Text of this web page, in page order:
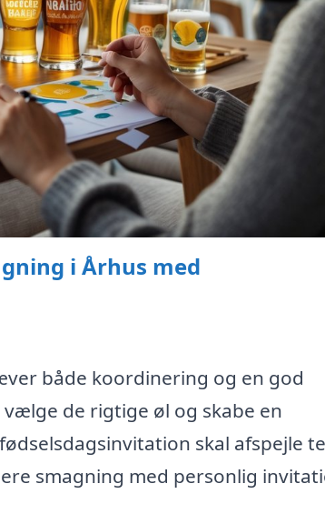
i Århus med
både koordinering og en god
de rigtige øl og skabe en
skal afspejle
smagning med personlig